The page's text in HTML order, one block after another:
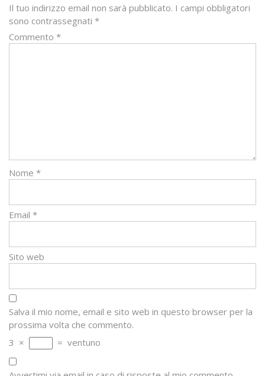
Il tuo indirizzo email non sarà pubblicato. I campi obbligatori
sono contrassegnati *
Commento *
Nome *
Email *
Sito web
Salva il mio nome, email e sito web in questo browser per la
prossima volta che commento.
3 × = ventuno